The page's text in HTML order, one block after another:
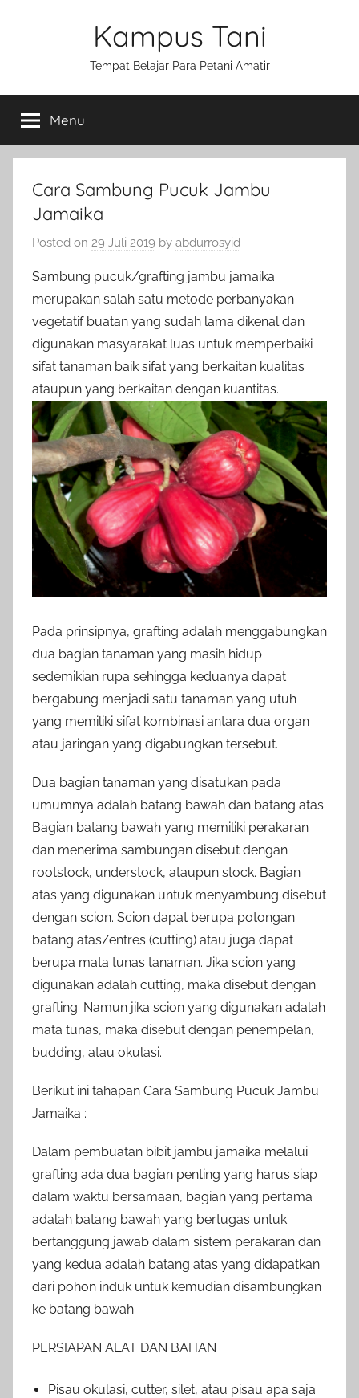
Kampus Tani
Tempat Belajar Para Petani Amatir
Menu
Cara Sambung Pucuk Jambu
Jamaika
Posted on 29 Juli 2019 by abdurrosyid
Sambung pucuk/grafting jambu jamaika
merupakan salah satu metode perbanyakan
vegetatif buatan yang sudah lama dikenal dan
digunakan masyarakat luas untuk memperbaiki
sifat tanaman baik sifat yang berkaitan kualitas
ataupun yang berkaitan dengan kuantitas.
Pada prinsipnya, grafting adalah menggabungkan
dua bagian tanaman yang masih hidup
sedemikian rupa sehingga keduanya dapat
bergabung menjadi satu tanaman yang utuh
yang memiliki sifat kombinasi antara dua organ
atau jaringan yang digabungkan tersebut.
Dua bagian tanaman yang disatukan pada
umumnya adalah batang bawah dan batang atas.
Bagian batang bawah yang memiliki perakaran
dan menerima sambungan disebut dengan
rootstock, understock, ataupun stock. Bagian
atas yang digunakan untuk menyambung disebut
dengan scion. Scion dapat berupa potongan
batang atas/entres (cutting) atau juga dapat
berupa mata tunas tanaman. Jika scion yang
digunakan adalah cutting, maka disebut dengan
grafting. Namun jika scion yang digunakan adalah
mata tunas, maka disebut dengan penempelan,
budding, atau okulasi.
Berikut ini tahapan Cara Sambung Pucuk Jambu
Jamaika :
Dalam pembuatan bibit jambu jamaika melalui
grafting ada dua bagian penting yang harus siap
dalam waktu bersamaan, bagian yang pertama
adalah batang bawah yang bertugas untuk
bertanggung jawab dalam sistem perakaran dan
yang kedua adalah batang atas yang didapatkan
dari pohon induk untuk kemudian disambungkan
ke batang bawah.
PERSIAPAN ALAT DAN BAHAN
Pisau okulasi, cutter, silet, atau pisau apa saja